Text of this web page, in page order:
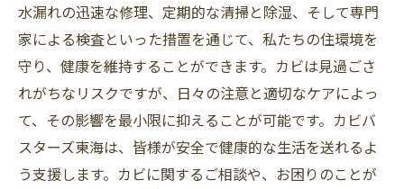
水漏れの迅速な修理、定期的な清掃と除湿、そして専門
家による検査といった措置を通じて、私たちの住環境を
守り、健康を維持することができます。カビは見過ごさ
れがちなリスクですが、日々の注意と適切なケアによっ
て、その影響を最小限に抑えることが可能です。カビバ
スターズ東海は、皆様が安全で健康的な生活を送れるよ
う支援します。カビに関するご相談や、お困りのことが